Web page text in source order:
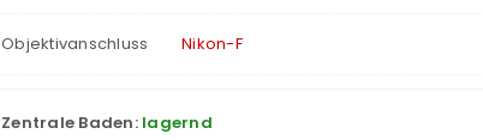
Objektivanschluss Nikon-F
Zentrale Baden: lagernd